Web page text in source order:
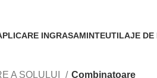
INGRASAMINTEUTILAJE DE
A SOLULUI Combinatoare